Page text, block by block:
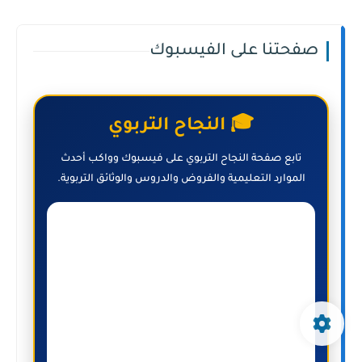
صفحتنا على الفيسبوك
🎓 النجاح التربوي
تابع صفحة النجاح التربوي على فيسبوك وواكب أحدث
الموارد التعليمية والفروض والدروس والوثائق التربوية.